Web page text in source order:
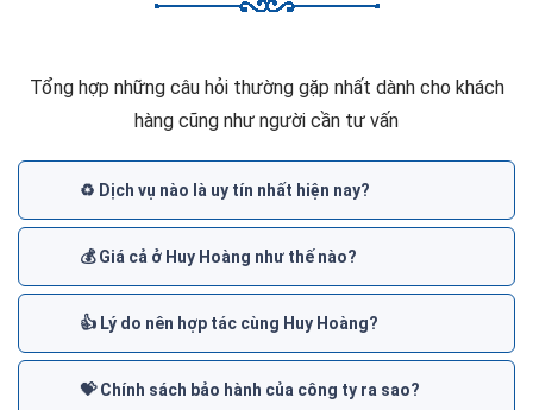
Tổng hợp những câu hỏi thường gặp nhất dành cho khách
hàng cũng như người cần tư vấn
♻️ Dịch vụ nào là uy tín nhất hiện nay?
💰 Giá cả ở Huy Hoàng như thế nào?
👍 Lý do nên hợp tác cùng Huy Hoàng?
💝 Chính sách bảo hành của công ty ra sao?